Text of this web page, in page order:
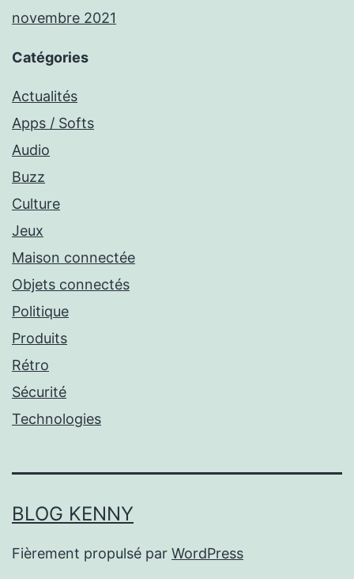
novembre 2021
Catégories
Actualités
Apps / Softs
Audio
Buzz
Culture
Jeux
Maison connectée
Objets connectés
Politique
Produits
Rétro
Sécurité
Technologies
BLOG KENNY
Fièrement propulsé par WordPress